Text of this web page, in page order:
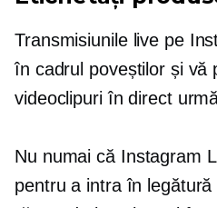
Transmisiunile live pe
în cadrul poveștilor și vă
videoclipuri în direct
Nu numai că Instagram
pentru a intra în